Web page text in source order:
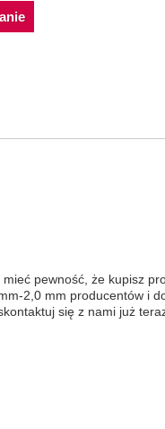
pewność, że kupisz
2,0 mm producentów i
się z nami już